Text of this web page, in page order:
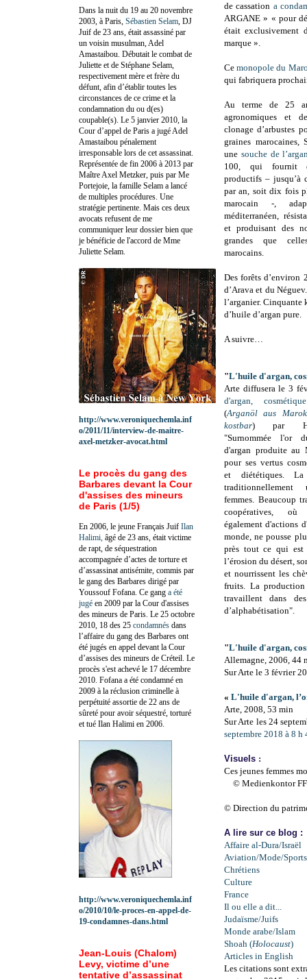
de cassation a
ARGANE » « pour
était exclusivement
marque ».
Cemonopole du
qui fabriquera
Au terme de 25
agronomiques et
clonage d’arbustes
graines marocaines,
une souche de
100, qui fournit
productifs –
par an, soit dix fois
marocain -,
méditerranéen,
et produisant des
grandes que
marocains.
Des forêts d’environ
d’Arava et du
l’arganier. Cinquante
d’huile d’argan pure.
A suivre…
"L'huile d'argan,
Arte diffusera le 3
d'argan,
(Arganöl aus
kostbar) par
"Surnommée l'or
d'argan produite au
pour ses vertus
et diététiques.
femmes. Beaucoup
coopératives,
également d'actions
monde, ne pousse
près tout ce qui est
l’érosion du désert,
et nourrissent les
fruits. La production
travaillent dans
d’alphabétisation".
"L'huile d'argan,
Allemagne, 2006, 44
Sur Arte le 3 février
« L'huile d'argan,
Arte, 2008, 53 min
Sur Arte les 24
septembre 2018 à 8 h
Visuels :
Ces jeunes femmes
© Medienkontor
© Direction du
A lire sur ce blog :
Affaire al-Dura/Israël
Aviation/Mode/Sports
Chrétiens
Culture
France
Il ou elle a dit...
Judaïsme/Juifs
Monde arabe/Islam
Shoah (Holocaust)
Articles in English
Les citations sont
Dans la nuit du 19 au 20 novembre
2003, à Paris, Sébastien Selam , DJ
Juif de 23 ans, était assassiné par
un voisin musulman, Adel
Amastaibou. Débutait le combat de
Juliette et de Stéphane Selam,
respectivement mère et frère du
défunt, afin d’établir toutes les
circonstances de ce crime et la
condamnation du ou d(es)
coupable(s). Le 5 janvier 2010, la
Cour d’appel de Paris a jugé Adel
Amastaibou pénalement
irresponsable lors de cet assassinat.
Représentée de fin 2006 à 2013 par
Maître Axel Metzker, puis par Me
Portejoie, la famille Selam a lancé
de multiples procédures. Une
stratégie pertinente. Mais ces deux
avocats refusent de me
communiquer leur dossier bien que
je bénéficie de l'accord de Mme
Juliette Selam.
http://www.veroniquechemla.inf
o/2011/11/interview-de-maitre-
axel-metzker-avocat.html
Le procès du gang des
Barbares devant la Cour
d'assises des mineurs
de Paris (1/5)
En 2006, le jeune Français Juif Ilan
Halimi, âgé de 23 ans, était victime
de rapt, de séquestration
accompagnée d’actes de torture et
d’assassinat antisémite, commis par
le gang des Barbares dirigé par
Youssouf Fofana. Ce gang a été
jugé en 2009 par la Cour d'assises
des mineurs de Paris. Le 25 octobre
2010, 18 des 25 condamnés dans
l’affaire du gang des Barbares ont
été jugés en appel devant la Cour
d’assises des mineurs de Créteil. Le
procès s'est achevé le 17 décembre
2010. Fofana a été condamné en
2009 à la réclusion criminelle à
perpétuité assortie de 22 ans de
sûreté pour avoir séquestré, torturé
et tué Ilan Halimi en 2006.
http://www.veroniquechemla.inf
o/2010/10/le-proces-en-appel-de-
19-condamnes-dans.html
Jean-Louis (Chalom)
Levy, victime d’une
tentative d’assassinat